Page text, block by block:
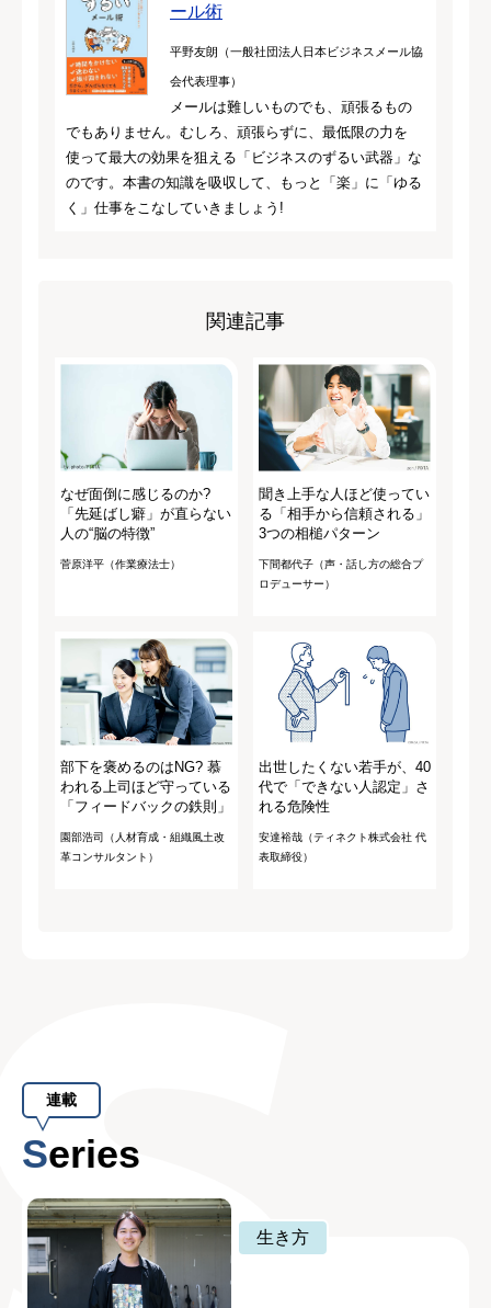
ール術
平野友朗（一般社団法人日本ビジネスメール協
会代表理事）
メールは難しいものでも、頑張るもの
でもありません。むしろ、頑張らずに、最低限の力を
使って最大の効果を狙える「ビジネスのずるい武器」な
のです。本書の知識を吸収して、もっと「楽」に「ゆる
く」仕事をこなしていきましょう!
関連記事
なぜ面倒に感じるのか?
「先延ばし癖」が直らない
人の“脳の特徴”
菅原洋平（作業療法士）
聞き上手な人ほど使ってい
る「相手から信頼される」
3つの相槌パターン
下間都代子（声・話し方の総合プ
ロデューサー）
部下を褒めるのはNG? 慕
われる上司ほど守っている
「フィードバックの鉄則」
園部浩司（人材育成・組織風土改
革コンサルタント）
出世したくない若手が、40
代で「できない人認定」さ
れる危険性
安達裕哉（ティネクト株式会社 代
表取締役）
連載
Series
生き方